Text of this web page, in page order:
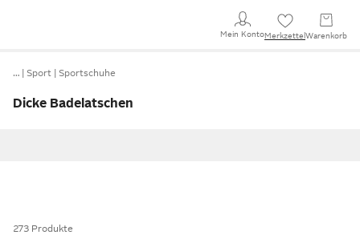
Mein KontoMerkzettel Warenkorb
… Sport Sportschuhe
Dicke Badelatschen
273 Produkte